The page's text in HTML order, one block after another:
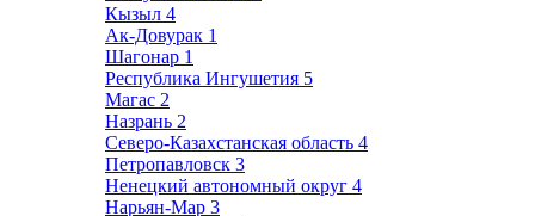
Кызыл 4
Ак-Довурак 1
Шагонар 1
Республика Ингушетия 5
Магас 2
Назрань 2
Северо-Казахстанская область 4
Петропавловск 3
Ненецкий автономный округ 4
Нарьян-Мар 3